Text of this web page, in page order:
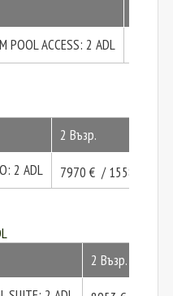
POOL ACCESS: 2 ADL
2 Възр.
2 ADL 7970 € / 15587
2 Възр.